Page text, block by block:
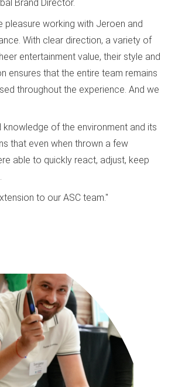
Brand Director.
pleasure working with Jeroen and
With clear direction, a variety of
entertainment value, their style and
ensures that the entire team remains
throughout the experience. And we
knowledge of the environment and its
that even when thrown a few
able to quickly react, adjust, keep
to our ASC team."